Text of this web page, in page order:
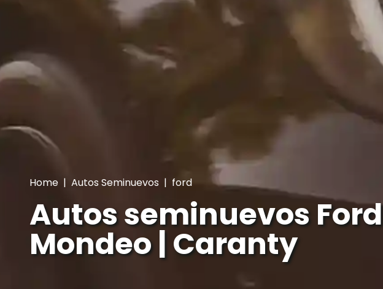
Home | Autos Seminuevos | ford
Autos seminuevos Ford
Mondeo | Caranty